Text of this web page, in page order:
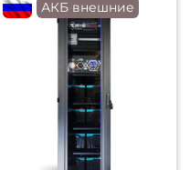
flagRUАКБ внешние